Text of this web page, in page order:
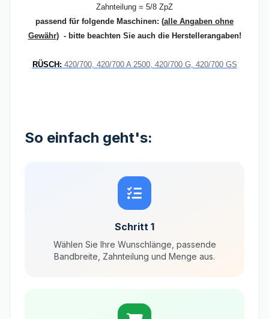
Zahnteilung = 5/8 ZpZ
passend für folgende Maschinen: (alle Angaben ohne
Gewähr) - bitte beachten Sie auch die Herstellerangaben!
RÜSCH: 420/700, 420/700 A 2500, 420/700 G, 420/700 GS
So einfach geht's:
Schritt 1
Wählen Sie Ihre Wunschlänge, passende
Bandbreite, Zahnteilung und Menge aus.